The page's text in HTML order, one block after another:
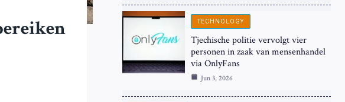
TECHNOLOGY
Tjechische politie vervolgt vier
personen in zaak van mensenhandel
via OnlyFans
Jun 3, 2026